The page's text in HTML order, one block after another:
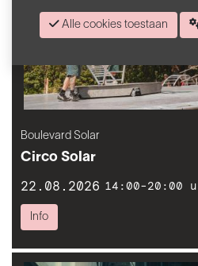
Boulevard Solar
Circo Solar
22.08.2026 14:00-20:00 u
Info
Alle cookies toestaan